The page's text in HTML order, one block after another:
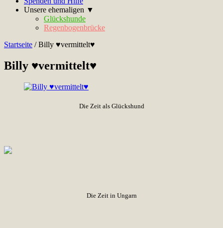
Unsere ehemaligen ▼
Glückshunde
Regenbogenbrücke
Startseite /Billy ♥vermittelt♥
Billy ♥vermittelt♥
Die Zeit als Glückshund
Die Zeit in Ungarn